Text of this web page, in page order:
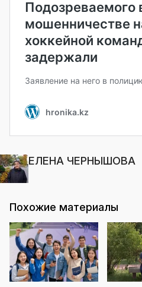
ЕЛЕНА ЧЕРНЫШОВА
Похожие материалы